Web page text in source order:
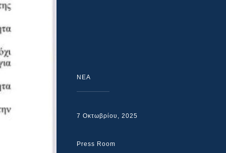
NEA
7 Οκτωβρίου, 2025
Press Room